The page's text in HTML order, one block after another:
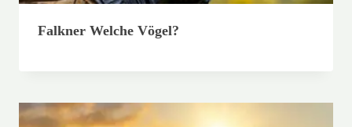
Falkner Welche Vögel?